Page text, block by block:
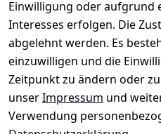
Einwilligung oder aufgrund
Interesses erfolgen. Die
abgelehnt werden. Es
einzuwilligen und die
Zeitpunkt zu ändern oder
unserImpressum und
Verwendung
itserklärung
Widerrufsrec
ht
↺ 30 Tage
Widerrufsre
cht